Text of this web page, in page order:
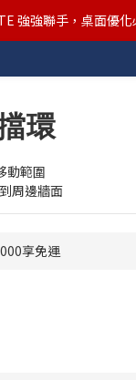
熱烈進行中！符合資
強強聯手，桌面優
烈進行中！符合資
環
動範圍
周邊牆面
享免運